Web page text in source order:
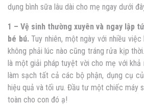
dụng bình sữa lâu dài cho mẹ ngay dưới
1 – Vệ sinh thường xuyên và ngay lập
bé bú. Tuy nhiên, một ngày với nhiều
không phải lúc nào cũng tráng rửa kịp
là một giải pháp tuyệt vời cho mẹ với khả
làm sạch tất cả các bộ phận, dụng cụ
hiệu quả và tối ưu. Đầu tư một chiếc máy
toàn cho con đó ạ!